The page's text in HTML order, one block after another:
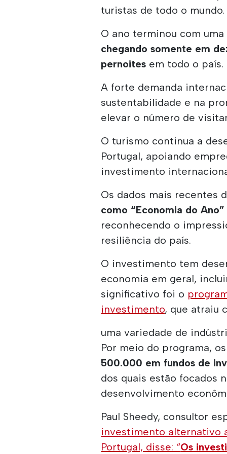
turistas de todo o mundo.
O ano terminou com
chegando somente em
pernoites em todo o país.
A forte demanda
sustentabilidade e na
elevar o número de
O turismo continua a
Portugal, apoiando
investimento
Os dados mais recentes
como “Economia do
reconhecendo o
resiliência do país.
O investimento tem
economia em geral,
significativo foi o
investimento, que atraiu
uma variedade de
Por meio do programa,
500.000 em fundos de
dos quais estão focados
desenvolvimento
Paul Sheedy, consultor
investimento alternativo
Portugal, disse: “Os